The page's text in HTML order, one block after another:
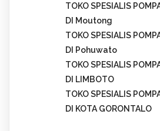
TOKO SPESIALIS
DI Moutong
TOKO SPESIALIS
DI Pohuwato
TOKO SPESIALIS
DI LIMBOTO
TOKO SPESIALIS
DI KOTA GORONTALO